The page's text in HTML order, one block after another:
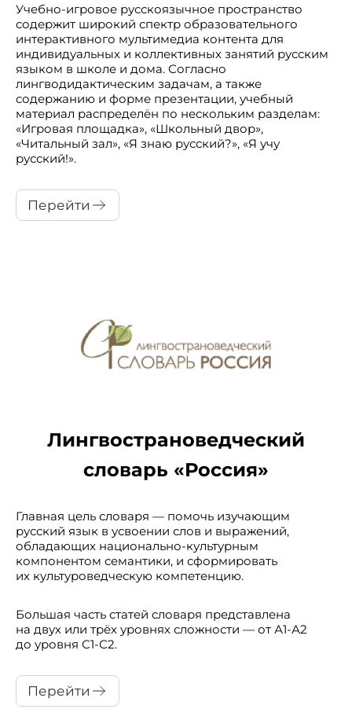
Учебно-игровое русскоязычное пространство
содержит широкий спектр образовательного
интерактивного мультимедиа контента для
индивидуальных и коллективных занятий русским
языком в школе и дома. Согласно
лингводидактическим задачам, а также
содержанию и форме презентации, учебный
материал распределён по нескольким разделам:
«Игровая площадка», «Школьный двор»,
«Читальный зал», «Я знаю русский?», «Я учу
русский!».
Перейти
Лингвострановедческий
словарь «Россия»
Главная цель словаря — помочь изучающим
русский язык в усвоении слов и выражений,
обладающих национально-культурным
компонентом семантики, и сформировать
их культуроведческую компетенцию.
Большая часть статей словаря представлена
на двух или трёх уровнях сложности — от А1-А2
до уровня С1-С2.
Перейти